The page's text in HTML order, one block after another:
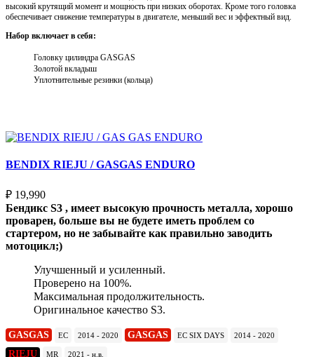
высокий крутящий момент и мощность при низких оборотах. Кроме того головка
обеспечивает снижение температуры в двигателе, меньший вес и эффектный вид.
Набор включает в себя:
Головку цилиндра GASGAS
Золотой вкладыш
Уплотнительные резинки (кольца)
BENDIX RIEJU / GASGAS ENDURO
₽ 19,990
Бендикс S3 , имеет высокую прочность металла, хорошо
проварен, больше вы не будете иметь проблем со
стартером, но не забывайте как правильно заводить
мотоцикл;)
Улучшенный и усиленный.
Проверено на 100%.
Максимальная продолжительность.
Оригинальное качество S3.
GASGAS EC 2014 - 2020 GASGAS EC SIX DAYS 2014 - 2020
RIEJU MR 2021 - н.в.